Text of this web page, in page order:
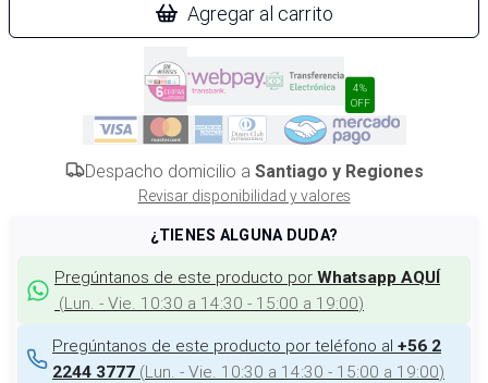
Agregar al carrito
4%
OFF
Despacho domicilio a Santiago y Regiones
Revisar disponibilidad y valores
¿TIENES ALGUNA DUDA?
Pregúntanos de este producto por Whatsapp AQUÍ
(Lun. - Vie. 10:30 a 14:30 - 15:00 a 19:00)
Pregúntanos de este producto por teléfono al +56 2
2244 3777 (Lun. - Vie. 10:30 a 14:30 - 15:00 a 19:00)